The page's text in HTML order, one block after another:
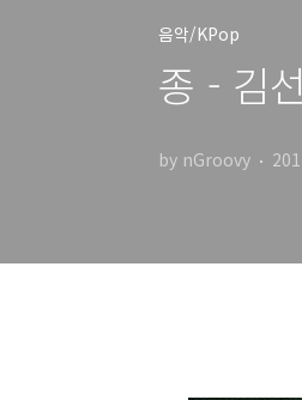
음악/KPop
종 - 김
by nGroovy